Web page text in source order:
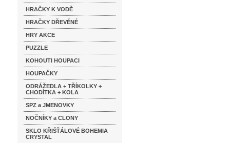
HRAČKY K VODĚ
HRAČKY DŘEVĚNÉ
HRY AKCE
PUZZLE
KOHOUTI HOUPACI
HOUPAČKY
ODRÁŽEDLA + TŘÍKOLKY +
CHODÍTKA + KOLA
SPZ a JMENOVKY
NOČNÍKY a CLONY
SKLO KŘIŠŤÁLOVÉ BOHEMIA
CRYSTAL